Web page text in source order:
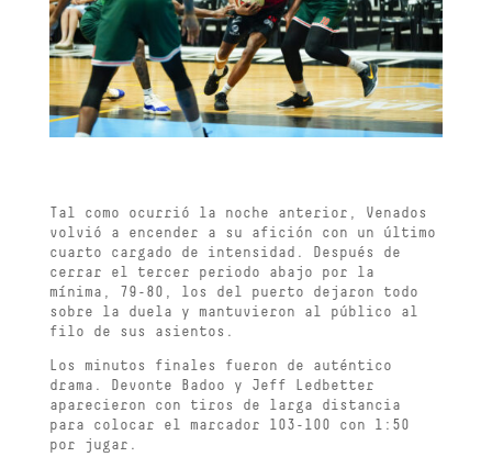
Tal como ocurrió la noche anterior, Venados
volvió a encender a su afición con un último
cuarto cargado de intensidad. Después de
cerrar el tercer periodo abajo por la
mínima, 79-80, los del puerto dejaron todo
sobre la duela y mantuvieron al público al
filo de sus asientos.
Los minutos finales fueron de auténtico
drama. Devonte Badoo y Jeff Ledbetter
aparecieron con tiros de larga distancia
para colocar el marcador 103-100 con 1:50
por jugar.